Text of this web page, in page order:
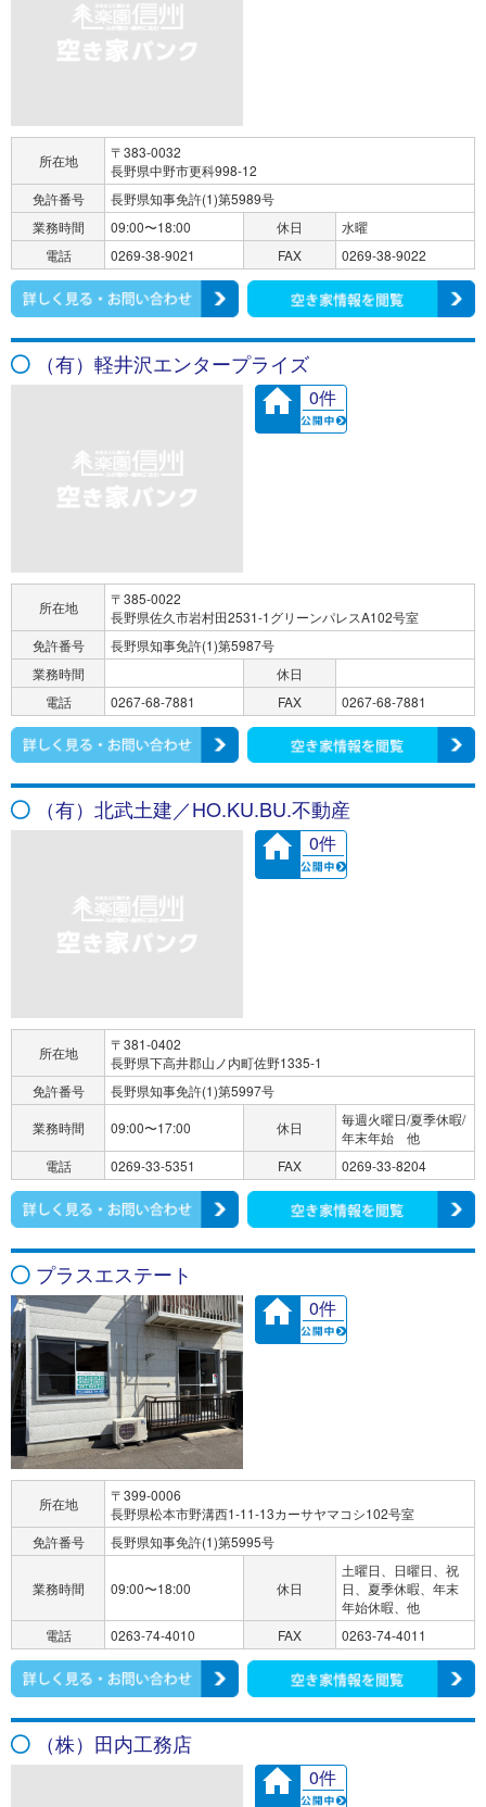
所在地
〒383-0032
長野県中野市更科998-12
免許番号
長野県知事免許(1)第5989号
業務時間
09:00〜18:00 休日
水曜
電話
0269-38-9021 FAX 0269-38-9022
（有）軽井沢エンタープライズ
0件
所在地
〒385-0022
長野県佐久市岩村田2531-1グリーンパレスA102号室
免許番号
長野県知事免許(1)第5987号
業務時間
休日
電話
0267-68-7881 FAX 0267-68-7881
（有）北武土建／HO.KU.BU.不動産
0件
所在地
〒381-0402
長野県下高井郡山ノ内町佐野1335-1
免許番号
長野県知事免許(1)第5997号
業務時間
09:00〜17:00 休日
毎週火曜日/夏季休暇/
年末年始 他
電話
0269-33-5351 FAX 0269-33-8204
プラスエステート
0件
所在地
〒399-0006
長野県松本市野溝西1-11-13カーサヤマコシ102号室
免許番号
長野県知事免許(1)第5995号
業務時間 09:00〜18:00 休日
土曜日、日曜日、祝
日、夏季休暇、年末
年始休暇、他
電話
0263-74-4010 FAX 0263-74-4011
（株）田内工務店
0件